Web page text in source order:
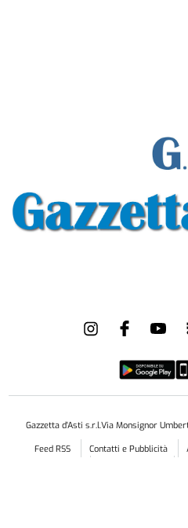
Gazzetta d'Asti s.r.l.Via Monsignor
Feed RSS
Contatti e Pubblicità